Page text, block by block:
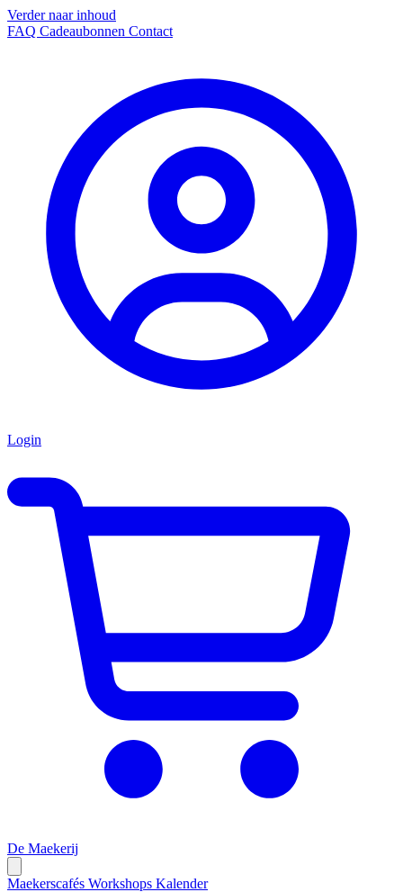
Verder naar inhoud
FAQ Cadeaubonnen Contact
Login
De Maekerij
Maekerscafés Workshops Kalender